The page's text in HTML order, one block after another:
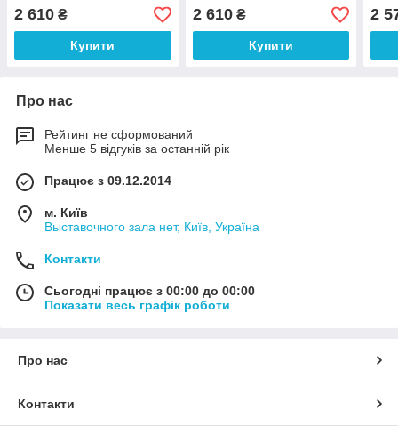
2 610 ₴
Купити
2 610₴
Купити
2
Про нас
Рейтинг не сформований
Менше 5 відгуків за останній рік
Працює з 09.12.2014
м. Київ
Выставочного зала нет, Київ, Україна
Контакти
Сьогодні працює з 00:00 до 00:00
Показати весь графік роботи
Про нас
Контакти